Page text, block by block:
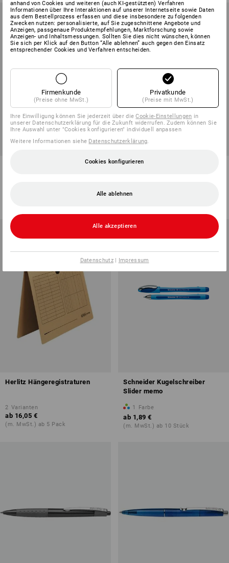
Sichthüllen
ab
Herlitz Hängeregistraturen
2 Varianten
ab 16,05 €
(m. MwSt.) ab 5 Pack
Schneider Kugelschreiber
Slider memo
1 Farbe
ab 1,89 €
(m. MwSt.) ab 10 Stück
anhand von Cookies und weiteren (auch KI-gestützten) Verfahren
Informationen über Ihre Interaktionen auf unserer Internetseite sowie Daten
aus dem Bestellprozess erfassen und diese insbesondere zu folgenden
Zwecken nutzen: personalisierte, auf Sie zugeschnittene Angebote und
Anzeigen, passgenaue Produktempfehlungen, Marktforschung sowie
Anzeigen- und Inhaltsmessungen. Sollten Sie dies nicht wünschen, können
Sie sich per Klick auf den Button “Alle ablehnen” auch gegen den Einsatz
entsprechender Cookies und Verfahren entscheiden.
Firmenkunde
(Preise ohne MwSt.)
Privatkunde
(Preise mit MwSt.)
Ihre Einwilligung können Sie jederzeit über dieCookie-Einstellungen in
unserer Datenschutzerklärung für die Zukunft widerrufen. Zudem können Sie
Ihre Auswahl unter "Cookies konfigurieren" individuell anpassen
Weitere Informationen siehe Datenschutzerklärung.
Cookies konfigurieren
Alle ablehnen
Alle akzeptieren
Datenschutz| Impressum